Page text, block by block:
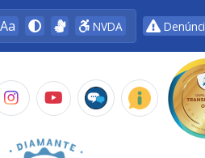
Aa NVDA